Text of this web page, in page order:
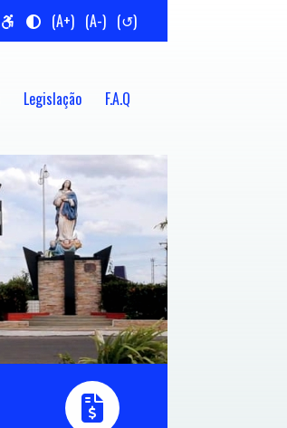
(A+) (A-) (↺)
Legislação F.A.Q